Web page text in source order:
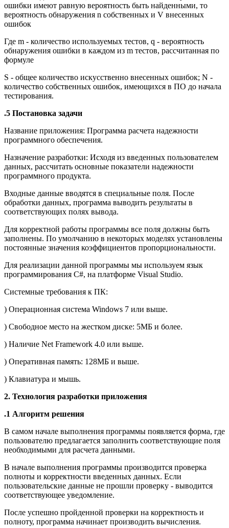
ошибки имеют равную вероятность быть найденными, то
вероятность обнаружения n собственных и V внесенных
ошибок
Где m - количество используемых тестов, q - вероятность
обнаружения ошибки в каждом из m тестов, рассчитанная по
формуле
S - общее количество искусственно внесенных ошибок; N -
количество собственных ошибок, имеющихся в ПО до начала
тестирования.
.5 Постановка задачи
Название приложения: Программа расчета надежности
программного обеспечения.
Назначение разработки: Исходя из введенных пользователем
данных, рассчитать основные показатели надежности
программного продукта.
Входные данные вводятся в специальные поля. После
обработки данных, программа выводить результаты в
соответствующих полях вывода.
Для корректной работы программы все поля должны быть
заполнены. По умолчанию в некоторых моделях установлены
постоянные значения коэффициентов пропорциональности.
Для реализации данной программы мы используем язык
программирования C#, на платформе Visual Studio.
Системные требования к ПК:
) Операционная система Windows 7 или выше.
) Свободное место на жестком диске: 5МБ и более.
) Наличие Net Framework 4.0 или выше.
) Оперативная память: 128МБ и выше.
) Клавиатура и мышь.
2. Технология разработки приложения
.1 Алгоритм решения
В самом начале выполнения программы появляется форма, где
пользователю предлагается заполнить соответствующие поля
необходимыми для расчета данными.
В начале выполнения программы производится проверка
полноты и корректности введенных данных. Если
пользовательские данные не прошли проверку - выводится
соответствующее уведомление.
После успешно пройденной проверки на корректность и
полноту, программа начинает производить вычисления.